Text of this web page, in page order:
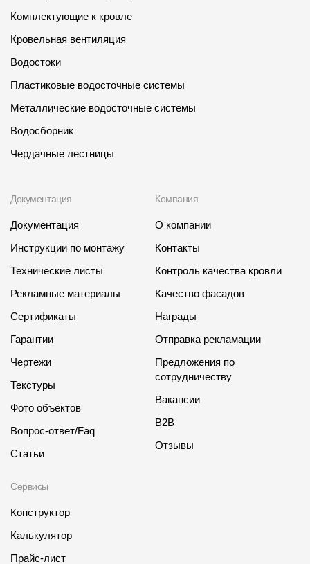
Комплектующие к кровле
Кровельная вентиляция
Водостоки
Пластиковые водосточные системы
Металлические водосточные системы
Водосборник
Чердачные лестницы
Документация
Документация
Инструкции по монтажу
Технические листы
Рекламные материалы
Сертификаты
Гарантии
Чертежи
Текстуры
Фото объектов
Вопрос-ответ/Faq
Статьи
Сервисы
Конструктор
Калькулятор
Прайс-лист
Компания
О компании
Контакты
Контроль качества кровли
Качество фасадов
Награды
Отправка рекламации
Предложения по
сотрудничеству
Вакансии
B2B
Отзывы